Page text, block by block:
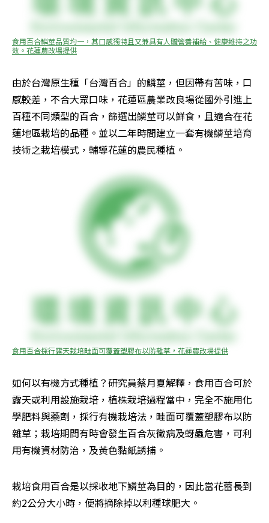
食用百合鱗莖品質均一，其口感獨特且又兼具有人體營養補給、健康維持之功
效。花蓮農改場提供
由於台灣原生種「台灣百合」的鱗莖，但因帶有苦味，口
感較差，不合大眾口味，花蓮區農業改良場從國外引進上
百種不同類型的百合，篩選出鱗莖可以鮮食，且適合在花
蓮地區栽培的品種。並以二年時間建立一套有機鱗莖培育
技術之栽培模式，輔導花蓮的農民種植。
食用百合採行露天栽培畦面可覆蓋塑膠布以防雜草，花蓮農改場提供
如何以有機方式種植？研究員蔡月夏解釋，食用百合可於
露天或利用設施栽培，植株栽培過程當中，完全不施用化
學肥料與藥劑，採行有機栽培法，畦面可覆蓋塑膠布以防
雜草；栽培期間有時會發生百合灰黴病及蚜蟲危害，可利
用有機資材防治，及黃色黏紙誘捕。
栽培食用百合是以採收地下鱗莖為目的，因此當花蕾長到
約2公分大小時，便將摘除掉以利種球肥大。